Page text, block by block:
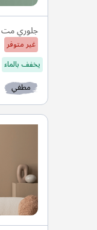
جلوري مت
غير متوفر
يخفف بالماء
مطفي